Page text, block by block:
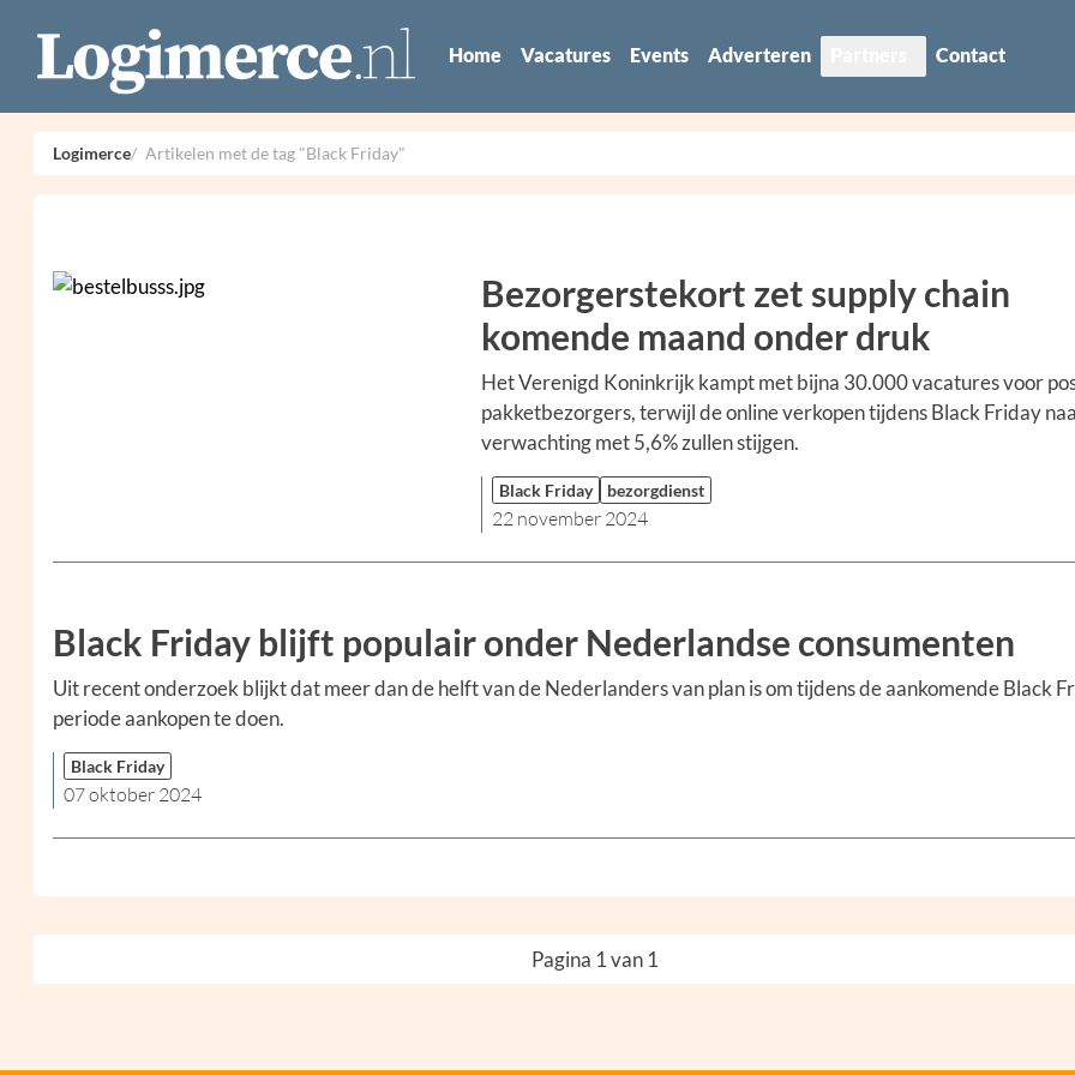
Home Vacatures Events Adverteren Contact
Logimerce Artikelen met de tag "Black Friday"
Bezorgerstekort zet supply chain
komende maand onder druk
Het Verenigd Koninkrijk kampt met bijna 30.000 vacatures voor
pakketbezorgers, terwijl de online verkopen tijdens Black Friday
verwachting met 5,6% zullen stijgen.
Black Friday bezorgdienst
22 november 2024
Black Friday blijft populair onder Nederlandse consumenten
Uit recent onderzoek blijkt dat meer dan de helft van de Nederlanders van plan is om tijdens de aankomende Black
periode aankopen te doen.
Black Friday
07 oktober 2024
Pagina 1 van 1